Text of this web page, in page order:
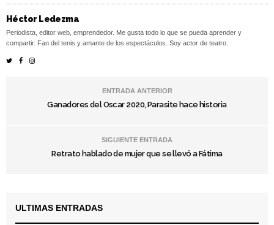
Héctor Ledezma
Periodista, editor web, emprendedor. Me gusta todo lo que se pueda aprender y
compartir. Fan del tenis y amante de los espectáculos. Soy actor de teatro.
ENTRADA ANTERIOR
Ganadores del Oscar 2020, Parasite hace historia
SIGUIENTE ENTRADA
Retrato hablado de mujer que se llevó a Fátima
ULTIMAS ENTRADAS